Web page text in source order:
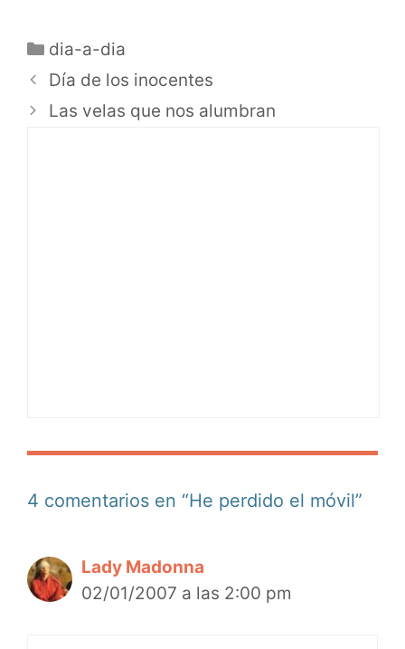
dia-a-dia
Día de los inocentes
Las velas que nos alumbran
4 comentarios en “He perdido el móvil”
Lady Madonna
02/01/2007 a las 2:00 pm